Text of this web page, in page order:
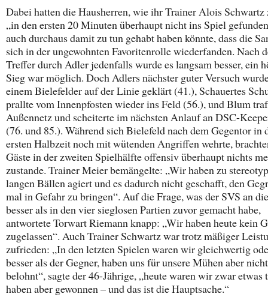
Dabei hatten die Hausherren, wie ihr Trainer Alois Schwartz
„in den ersten 20 Minuten überhaupt nicht ins Spiel
auch durchaus damit zu tun gehabt haben könnte, dass die
sich in der ungewohnten Favoritenrolle wiederfanden. Nach
Treffer durch Adler jedenfalls wurde es langsam besser, ein
Sieg war möglich. Doch Adlers nächster guter Versuch
einem Bielefelder auf der Linie geklärt (41.), Schauertes
prallte vom Innenpfosten wieder ins Feld (56.), und Blum
Außennetz und scheiterte im nächsten Anlauf an DSC-
(76. und 85.). Während sich Bielefeld nach dem Gegentor in
ersten Halbzeit noch mit wütenden Angriffen wehrte,
Gäste in der zweiten Spielhälfte offensiv überhaupt nichts
zustande. Trainer Meier bemängelte: „Wir haben zu
langen Bällen agiert und es dadurch nicht geschafft, den
mal in Gefahr zu bringen“. Auf die Frage, was der SVS an
besser als in den vier sieglosen Partien zuvor gemacht habe,
antwortete Torwart Riemann knapp: „Wir haben heute kein
zugelassen“. Auch Trainer Schwartz war trotz mäßiger
zufrieden: „In den letzten Spielen waren wir gleichwertig
besser als der Gegner, haben uns für unsere Mühen aber nicht
belohnt“, sagte der 46-Jährige, „heute waren wir zwar etwas
haben aber gewonnen – und das ist die Hauptsache.“